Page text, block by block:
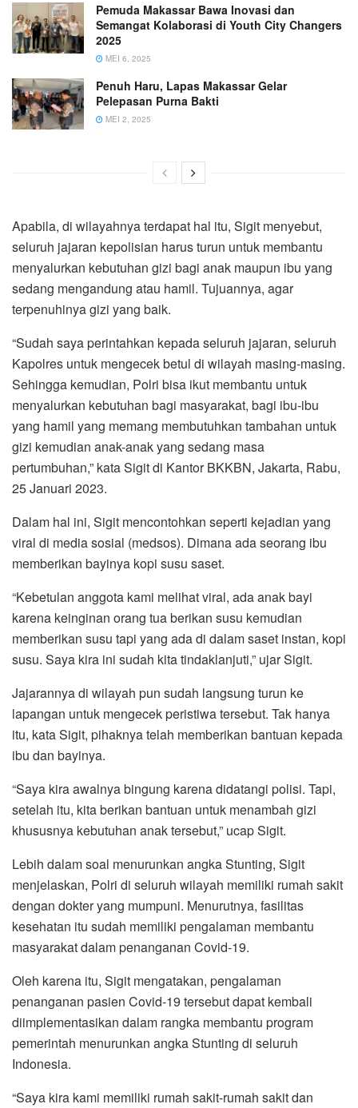
Pemuda Makassar Bawa Inovasi dan
Semangat Kolaborasi di Youth City Changers
2025
MEI 6, 2025
Penuh Haru, Lapas Makassar Gelar
Pelepasan Purna Bakti
MEI 2, 2025
Apabila, di wilayahnya terdapat hal itu, Sigit menyebut,
seluruh jajaran kepolisian harus turun untuk membantu
menyalurkan kebutuhan gizi bagi anak maupun ibu yang
sedang mengandung atau hamil. Tujuannya, agar
terpenuhinya gizi yang baik.
“Sudah saya perintahkan kepada seluruh jajaran, seluruh
Kapolres untuk mengecek betul di wilayah masing-masing.
Sehingga kemudian, Polri bisa ikut membantu untuk
menyalurkan kebutuhan bagi masyarakat, bagi ibu-ibu
yang hamil yang memang membutuhkan tambahan untuk
gizi kemudian anak-anak yang sedang masa
pertumbuhan,” kata Sigit di Kantor BKKBN, Jakarta, Rabu,
25 Januari 2023.
Dalam hal ini, Sigit mencontohkan seperti kejadian yang
viral di media sosial (medsos). Dimana ada seorang ibu
memberikan bayinya kopi susu saset.
“Kebetulan anggota kami melihat viral, ada anak bayi
karena keinginan orang tua berikan susu kemudian
memberikan susu tapi yang ada di dalam saset instan, kopi
susu. Saya kira ini sudah kita tindaklanjuti,” ujar Sigit.
Jajarannya di wilayah pun sudah langsung turun ke
lapangan untuk mengecek peristiwa tersebut. Tak hanya
itu, kata Sigit, pihaknya telah memberikan bantuan kepada
ibu dan bayinya.
“Saya kira awalnya bingung karena didatangi polisi. Tapi,
setelah itu, kita berikan bantuan untuk menambah gizi
khususnya kebutuhan anak tersebut,” ucap Sigit.
Lebih dalam soal menurunkan angka Stunting, Sigit
menjelaskan, Polri di seluruh wilayah memiliki rumah sakit
dengan dokter yang mumpuni. Menurutnya, fasilitas
kesehatan itu sudah memiliki pengalaman membantu
masyarakat dalam penanganan Covid-19.
Oleh karena itu, Sigit mengatakan, pengalaman
penanganan pasien Covid-19 tersebut dapat kembali
diimplementasikan dalam rangka membantu program
pemerintah menurunkan angka Stunting di seluruh
Indonesia.
“Saya kira kami memiliki rumah sakit-rumah sakit dan